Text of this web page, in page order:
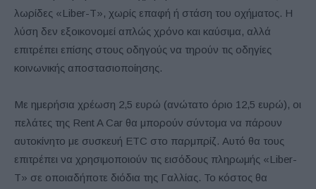
λωρίδες «Liber-T», χωρίς επαφή ή στάση του οχήματος. Η
λύση δεν εξοικονομεί απλώς χρόνο και καύσιμα, αλλά
επιτρέπει επίσης στους οδηγούς να τηρούν τις οδηγίες
κοινωνικής αποστασιοποίησης.
Με ημερήσια χρέωση 2,5 ευρώ (ανώτατο όριο 12,5 ευρώ), οι
πελάτες της Rent A Car θα μπορούν σύντομα να πάρουν
αυτοκίνητο με συσκευή ETC στο παρμπρίζ. Αυτό θα τους
επιτρέπει να χρησιμοποιούν τις εισόδους πληρωμής «Liber-
T» σε οποιαδήποτε διόδια της Γαλλίας. Το κόστος θα